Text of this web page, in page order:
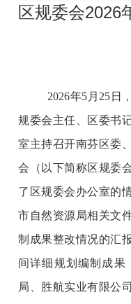
区规委会2026
2026年5月25日
规委会主任、区委书
室主持召开南芬区委
会（以下简称区规委
了区规委会办公室的
市自然资源局相关文
制成果整改情况的汇
间详细规划编制成果
局、胜航实业有限公